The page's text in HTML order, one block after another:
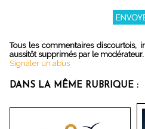
Tous les commentaires discourtois,
aussitôt supprimés par le modérateur.
Signaler un abus
DANS LA MÊME RUBRIQUE :